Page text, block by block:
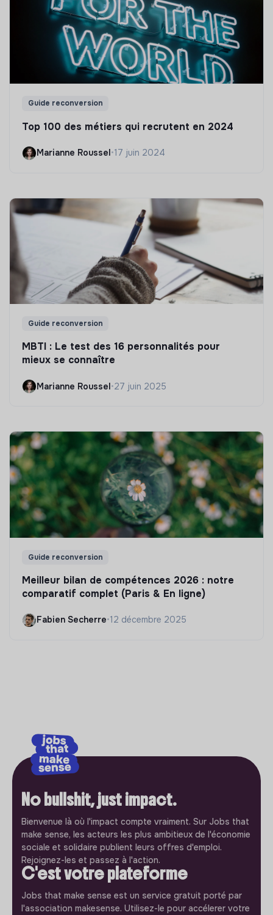
Guide reconversion
Top 100 des métiers qui recrutent en 2024
Marianne Roussel•17 juin 2024
Guide reconversion
MBTI : Le test des 16 personnalités pour
mieux se connaître
Marianne Roussel•27 juin 2025
Guide reconversion
Meilleur bilan de compétences 2026 : notre
comparatif complet (Paris & En ligne)
Fabien Secherre•12 décembre 2025
No bullshit, just impact.
Bienvenue là où l'impact compte vraiment. Sur Jobs that
make sense, les acteurs les plus ambitieux de l'économie
sociale et solidaire publient leurs offres d'emploi.
Rejoignez-les et passez à l'action.
C'est votre plateforme
Jobs that make sense est un service gratuit porté par
l'association makesense. Utilisez-le pour accélerer votre